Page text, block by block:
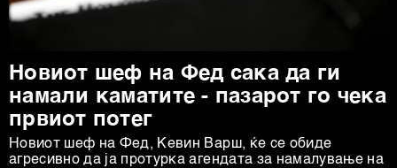
Новиот шеф на Фед сака да ги
намали каматите - пазарот го чека
првиот потег
Новиот шеф на Фeд, Кевин Варш, ќе се обиде
агресивно да ја протурка агендата за намалување на